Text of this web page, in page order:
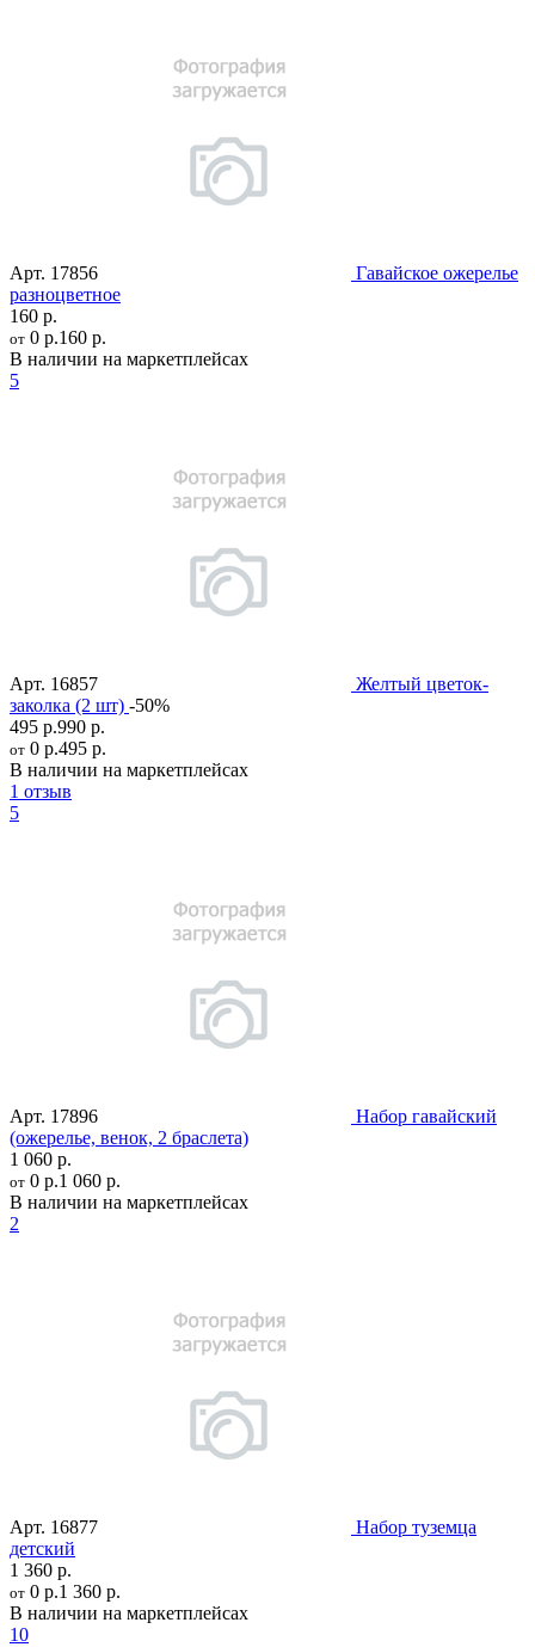
Арт. 17856
Гавайское ожерелье
разноцветное
160 р.
от 0 р.160 р.
В наличии на маркетплейсах
5
Арт. 16857
Желтый цветок-
заколка (2 шт) -50%
495 р.990 р.
от 0 р.495 р.
В наличии на маркетплейсах
1 отзыв
5
Арт. 17896
Набор гавайский
(ожерелье, венок, 2 браслета)
1 060 р.
от 0 р.1 060 р.
В наличии на маркетплейсах
2
Арт. 16877
Набор туземца
детский
1 360 р.
от 0 р.1 360 р.
В наличии на маркетплейсах
10